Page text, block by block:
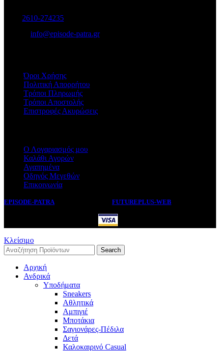
2610-274235
info@episode-patra.gr
Όροι Χρήσης
Πολιτική Απορρήτου
Τρόποι Πληρωμής
Τρόποι Αποστολής
Επιστροφές Ακυρώσεις
Ο Λογαριασμός μου
Καλάθι Αγορών
Αγαπημένα
Οδηγός Μεγεθών
Επικοινωνία
EPISODE-PATRA FUTUREPLUS-WEB
Κλείσιμο
Search
Αρχική
Ανδρικά
Υποδήματα
Sneakers
Αθλητικά
Αμπιγιέ
Μποτάκια
Σαγιονάρες-Πέδιλα
Δετά
Καλοκαιρινό Casual